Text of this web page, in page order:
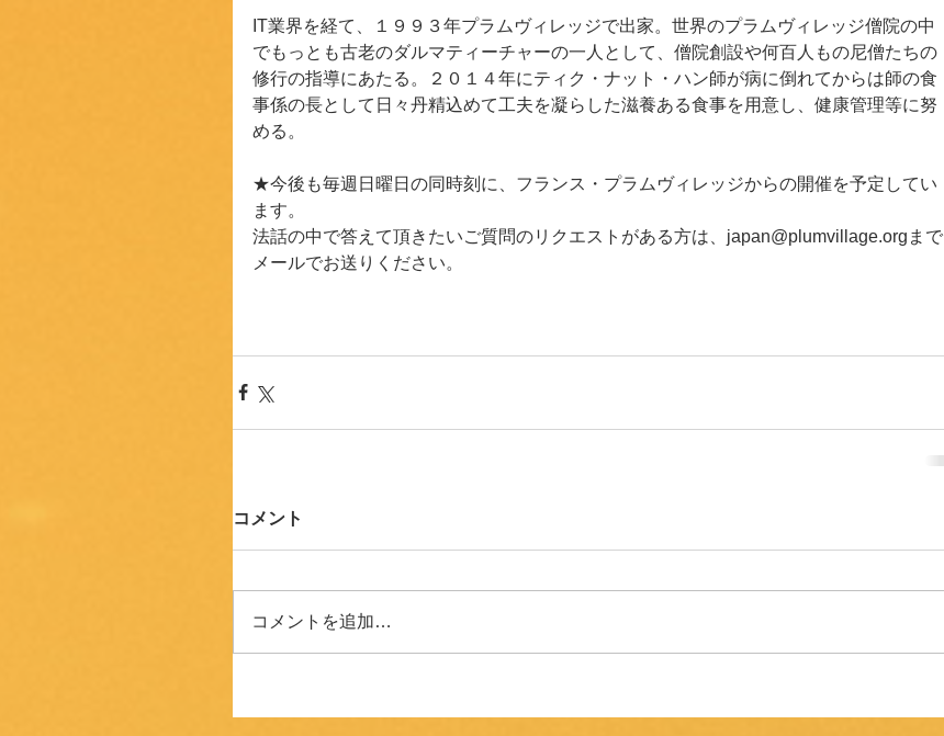
IT業界を経て、１９９３年プラムヴィレッジで出家。世界のプラムヴィレッジ僧院の中
でもっとも古老のダルマティーチャーの一人として、僧院創設や何百人もの尼僧たちの
修行の指導にあたる。２０１４年にティク・ナット・ハン師が病に倒れてからは師の食
事係の長として日々丹精込めて工夫を凝らした滋養ある食事を用意し、健康管理等に努
める。
★今後も毎週日曜日の同時刻に、フランス・プラムヴィレッジからの開催を予定してい
ます。
法話の中で答えて頂きたいご質問のリクエストがある方は、japan@plumvillage.orgまで
メールでお送りください。
コメント
コメントを追加…